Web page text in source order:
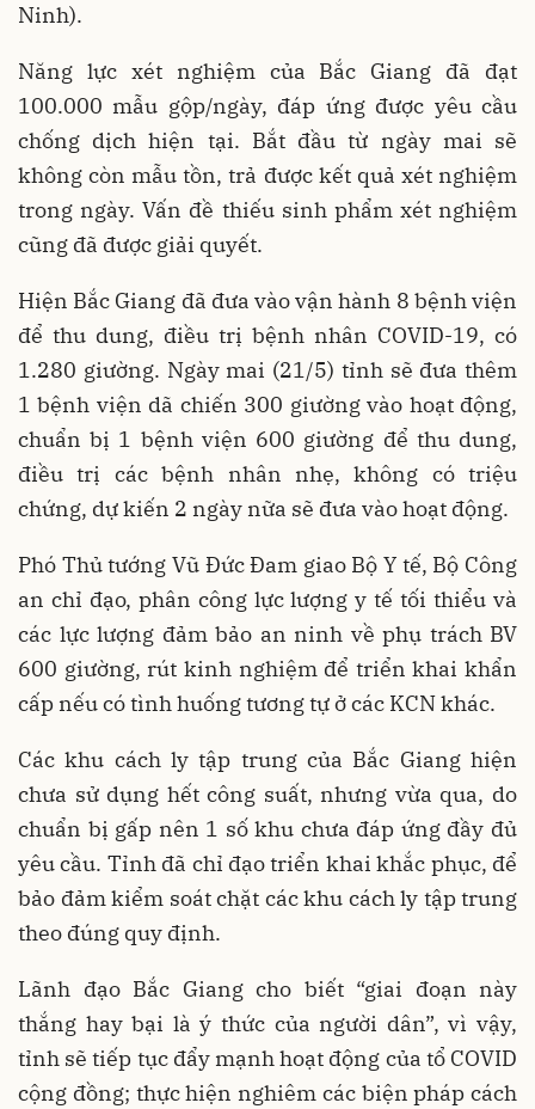
Ninh).
Năng lực xét nghiệm của Bắc Giang đã đạt
100.000 mẫu gộp/ngày, đáp ứng được yêu cầu
chống dịch hiện tại. Bắt đầu từ ngày mai sẽ
không còn mẫu tồn, trả được kết quả xét nghiệm
trong ngày. Vấn đề thiếu sinh phẩm xét nghiệm
cũng đã được giải quyết.
Hiện Bắc Giang đã đưa vào vận hành 8 bệnh viện
để thu dung, điều trị bệnh nhân COVID-19, có
1.280 giường. Ngày mai (21/5) tỉnh sẽ đưa thêm
1 bệnh viện dã chiến 300 giường vào hoạt động,
chuẩn bị 1 bệnh viện 600 giường để thu dung,
điều trị các bệnh nhân nhẹ, không có triệu
chứng, dự kiến 2 ngày nữa sẽ đưa vào hoạt động.
Phó Thủ tướng Vũ Đức Đam giao Bộ Y tế, Bộ Công
an chỉ đạo, phân công lực lượng y tế tối thiểu và
các lực lượng đảm bảo an ninh về phụ trách BV
600 giường, rút kinh nghiệm để triển khai khẩn
cấp nếu có tình huống tương tự ở các KCN khác.
Các khu cách ly tập trung của Bắc Giang hiện
chưa sử dụng hết công suất, nhưng vừa qua, do
chuẩn bị gấp nên 1 số khu chưa đáp ứng đầy đủ
yêu cầu. Tỉnh đã chỉ đạo triển khai khắc phục, để
bảo đảm kiểm soát chặt các khu cách ly tập trung
theo đúng quy định.
Lãnh đạo Bắc Giang cho biết “giai đoạn này
thắng hay bại là ý thức của người dân”, vì vậy,
tỉnh sẽ tiếp tục đẩy mạnh hoạt động của tổ COVID
cộng đồng; thực hiện nghiêm các biện pháp cách